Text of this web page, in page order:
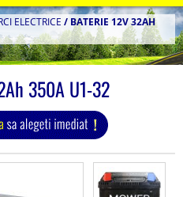
ELECTRICE / BATERIE 12V 32AH
350A U1-32